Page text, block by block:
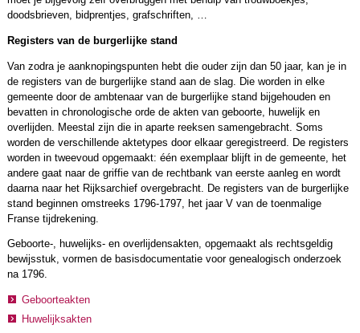
doodsbrieven, bidprentjes, grafschriften, …
Registers van de burgerlijke stand
Van zodra je aanknopingspunten hebt die ouder zijn dan 50 jaar, kan je in
de registers van de burgerlijke stand aan de slag. Die worden in elke
gemeente door de ambtenaar van de burgerlijke stand bijgehouden en
bevatten in chronologische orde de akten van geboorte, huwelijk en
overlijden. Meestal zijn die in aparte reeksen samengebracht. Soms
worden de verschillende aktetypes door elkaar geregistreerd. De registers
worden in tweevoud opgemaakt: één exemplaar blijft in de gemeente, het
andere gaat naar de griffie van de rechtbank van eerste aanleg en wordt
daarna naar het Rijksarchief overgebracht. De registers van de burgerlijke
stand beginnen omstreeks 1796-1797, het jaar V van de toenmalige
Franse tijdrekening.
Geboorte-, huwelijks- en overlijdensakten, opgemaakt als rechtsgeldig
bewijsstuk, vormen de basisdocumentatie voor genealogisch onderzoek
na 1796.
Geboorteakten
Huwelijksakten